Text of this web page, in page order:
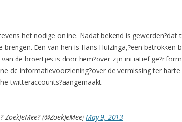
het nodige online. Nadat bekend is geworden?dat
Een van hen is Hans Huizinga,?een betrokken
de broertjes is door hem?over zijn initiatief
de informatievoorziening?over de vermissing ter
twitteraccounts?aangemaakt.
(@ZoekJeMee) May 9, 2013